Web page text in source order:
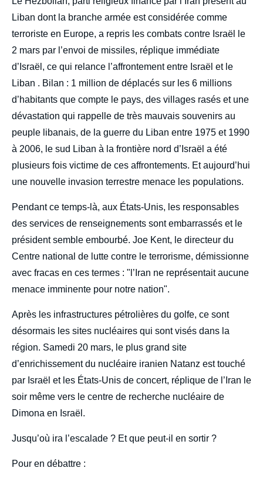
Liban dont la branche armée est considérée comme
terroriste en Europe, a repris les combats contre Israël le
2 mars par l’envoi de missiles, réplique immédiate
d’Israël, ce qui relance l’affrontement entre Israël et le
Liban . Bilan : 1 million de déplacés sur les 6 millions
d’habitants que compte le pays, des villages rasés et une
dévastation qui rappelle de très mauvais souvenirs au
peuple libanais, de la guerre du Liban entre 1975 et 1990
à 2006, le sud Liban à la frontière nord d’Israël a été
plusieurs fois victime de ces affrontements. Et aujourd’hui
une nouvelle invasion terrestre menace les populations.
Pendant ce temps-là, aux États-Unis, les responsables
des services de renseignements sont embarrassés et le
président semble embourbé. Joe Kent, le directeur du
Centre national de lutte contre le terrorisme, démissionne
avec fracas en ces termes : "l’Iran ne représentait aucune
menace imminente pour notre nation".
Après les infrastructures pétrolières du golfe, ce sont
désormais les sites nucléaires qui sont visés dans la
région. Samedi 20 mars, le plus grand site
d’enrichissement du nucléaire iranien Natanz est touché
par Israël et les États-Unis de concert, réplique de l’Iran le
soir même vers le centre de recherche nucléaire de
Dimona en Israël.
Jusqu’où ira l’escalade ? Et que peut-il en sortir ?
Pour en débattre :